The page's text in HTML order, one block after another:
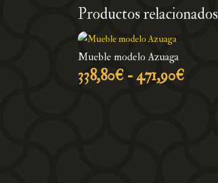
Productos relacionados
Mueble modelo Azuaga
338,80€ -471,90€Rango